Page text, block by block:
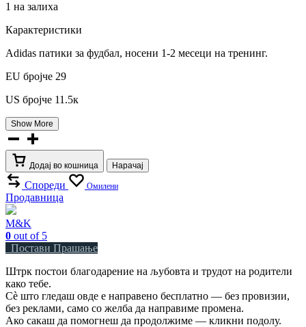
1 на залиха
Карактеристики
Adidas патики за фудбал, носени 1-2 месеци на тренинг.
ЕU бројче 29
US бројче 11.5к
Show More
Adidas
патики
за
фудбал
бр.29
количина
Додај во кошница Нарачај
Спореди Омилени
Продавница
M&K
0 out of 5
Постави Прашање
Штрк постои благодарение на љубовта и трудот на родители
како тебе.
Сè што гледаш овде е направено бесплатно — без провизии,
без реклами, само со желба да направиме промена.
Ако сакаш да помогнеш да продолжиме — кликни подолу.